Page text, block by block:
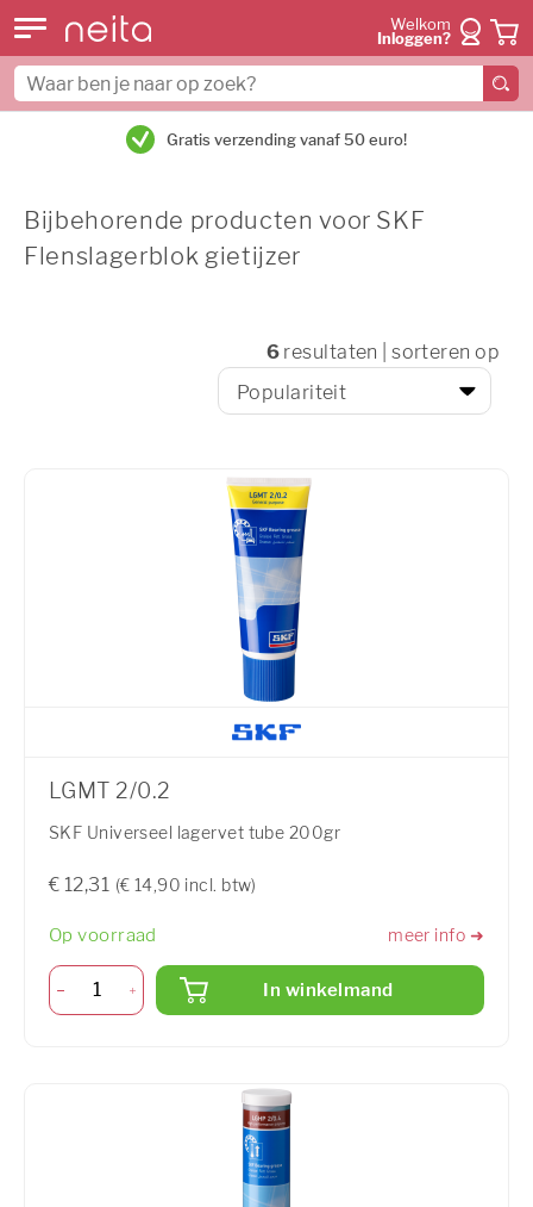
Welkom
Inloggen?
Gratis verzending vanaf 50 euro!
Bijbehorende producten voor SKF
Flenslagerblok gietijzer
6 resultaten | sorteren op
LGMT 2/0.2
SKF Universeel lagervet tube 200gr
€ 12,31 (€ 14,90 incl. btw)
Op voorraad meer info ➜
In winkelmand